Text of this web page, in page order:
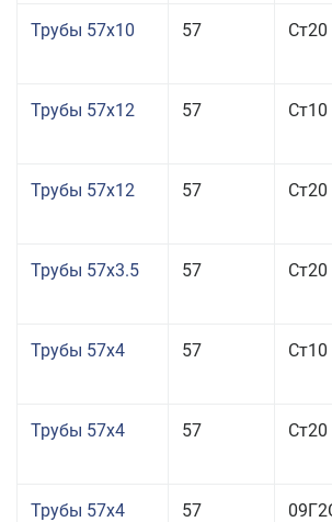
Трубы 57x10 57 Ст20
Трубы 57x12 57 Ст10
Трубы 57x12 57 Ст20
Трубы 57x3.5 57 Ст20
Трубы 57x4 57 Ст10
Трубы 57x4 57 Ст20
Трубы 57x4 57